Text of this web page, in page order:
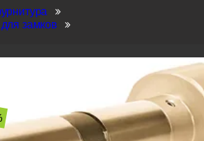
замков